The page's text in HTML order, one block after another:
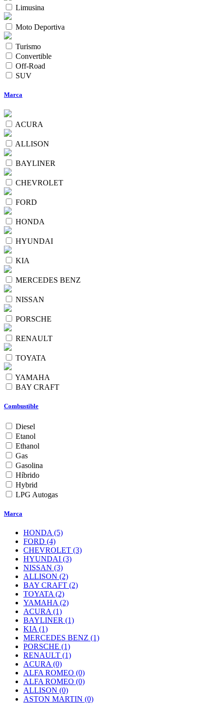
Limusina
Moto Deportiva
Turismo
Convertible
Off-Road
SUV
Marca
ACURA
ALLISON
BAYLINER
CHEVROLET
FORD
HONDA
HYUNDAI
KIA
MERCEDES BENZ
NISSAN
PORSCHE
RENAULT
TOYATA
YAMAHA
BAY CRAFT
Combustible
Diesel
Etanol
Ethanol
Gas
Gasolina
Híbrido
Hybrid
LPG Autogas
Marca
HONDA (5)
FORD (4)
CHEVROLET (3)
HYUNDAI (3)
NISSAN (3)
ALLISON (2)
BAY CRAFT (2)
TOYATA (2)
YAMAHA (2)
ACURA (1)
BAYLINER (1)
KIA (1)
MERCEDES BENZ (1)
PORSCHE (1)
RENAULT (1)
ACURA (0)
ALFA ROMEO (0)
ALFA ROMEO (0)
ALLISON (0)
ASTON MARTIN (0)